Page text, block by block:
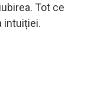
Tot ce
intuiției.